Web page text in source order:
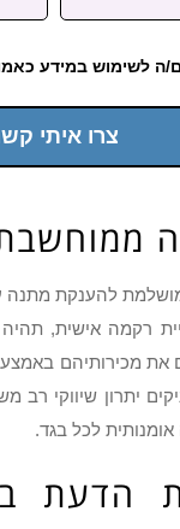
ה לשימוש במידע
צרו איתי
להענקת מתנה
רקמה אישית,
את מכירותיהם
יתרון שיווקי
לכל בגד.